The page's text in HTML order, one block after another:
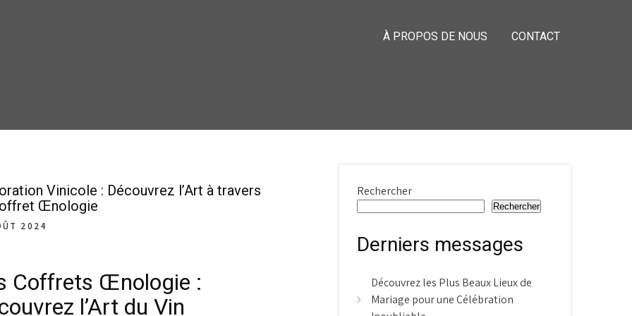
À PROPOS DE NOUS CONTACT
Vinicole : Découvrez l’Art à travers
Œnologie
2024
Coffrets Œnologie :
l’Art du Vin
Rechercher
Rechercher
Derniers messages
Découvrez les Plus Beaux Lieux de
Mariage pour une Célébration